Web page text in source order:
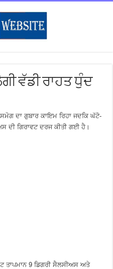
ਵੱਡੀ ਰਾਹਤ ਧੁੰਦ
ਦਾ ਗੁਬਾਰ ਕਾਇਮ ਰਿਹਾ ਜਦਕਿ ਘੱਟੋ-
ਦੀ ਗਿਰਾਵਟ ਦਰਜ ਕੀਤੀ ਗਈ ਹੈ।
ਤਾਪਮਾਨ 9 ਡਿਗਰੀ ਸੈਲਸੀਅਸ ਅਤੇ